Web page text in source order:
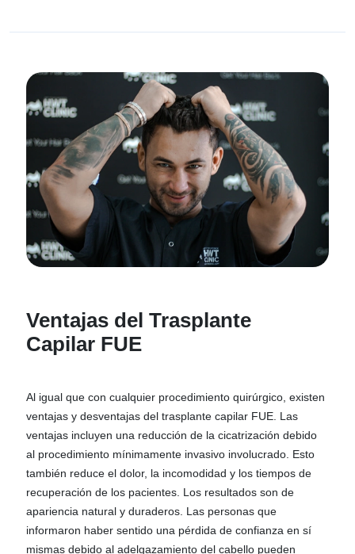
Ventajas del Trasplante
Capilar FUE
Al igual que con cualquier procedimiento quirúrgico, existen
ventajas y desventajas del trasplante capilar FUE. Las
ventajas incluyen una reducción de la cicatrización debido
al procedimiento mínimamente invasivo involucrado. Esto
también reduce el dolor, la incomodidad y los tiempos de
recuperación de los pacientes. Los resultados son de
apariencia natural y duraderos. Las personas que
informaron haber sentido una pérdida de confianza en sí
mismas debido al adelgazamiento del cabello pueden